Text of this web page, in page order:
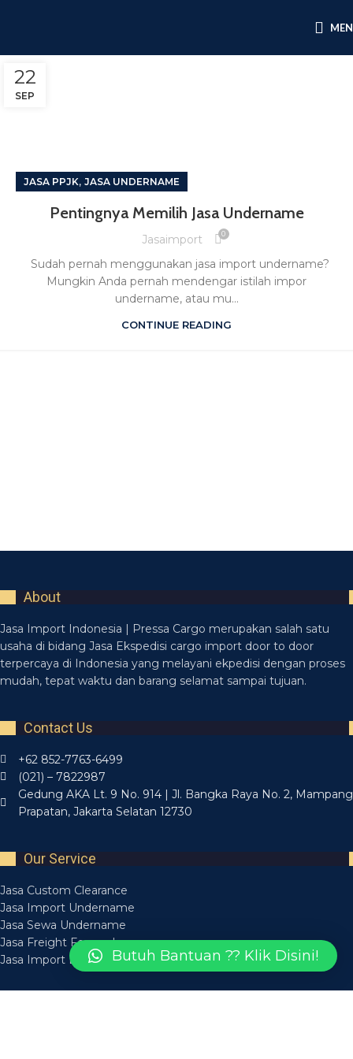
22
SEP
JASA PPJK, JASA UNDERNAME
Pentingnya Memilih Jasa Undername
Jasaimport 0
Sudah pernah menggunakan jasa import undername?
Mungkin Anda pernah mendengar istilah impor
undername, atau mu...
CONTINUE READING
About
Jasa Import Indonesia | Pressa Cargo merupakan salah satu
usaha di bidang Jasa Ekspedisi cargo import door to door
terpercaya di Indonesia yang melayani ekpedisi dengan proses
mudah, tepat waktu dan barang selamat sampai tujuan.
Contact Us
+62 852-7763-6499
(021) – 7822987
Gedung AKA Lt. 9 No. 914 | Jl. Bangka Raya No. 2, Mampang
Prapatan, Jakarta Selatan 12730
Our Service
Jasa Custom Clearance
Jasa Import Undername
Jasa Sewa Undername
Jasa Freight Forwarder
Jasa Import BoronganButuh Bantuan ?? Klik Disini!